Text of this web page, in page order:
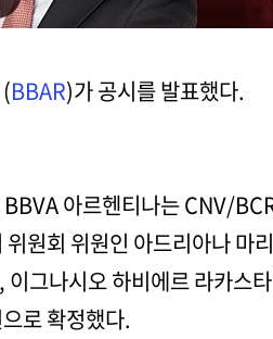
BBAR)가 공시를 발표했다.
아르헨티나는 CNV/
원회 위원인 아드리아나 마
그나시오 하비에르 라카스
로 확정했다.